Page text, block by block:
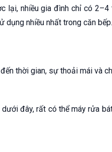
nhiều gia đình chỉ có 2–4
nhiều nhất trong căn bếp.
thời gian, sự thoải mái và
đây, rất có thể máy rửa